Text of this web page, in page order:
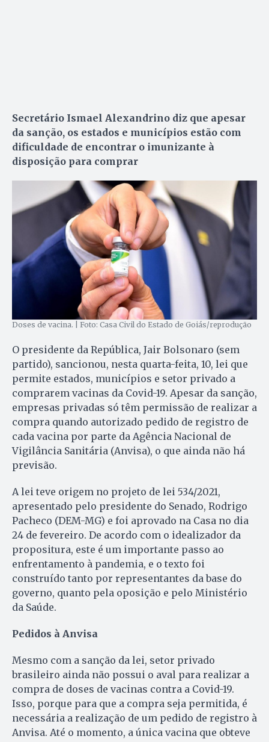
Secretário Ismael Alexandrino diz que apesar
da sanção, os estados e municípios estão com
dificuldade de encontrar o imunizante à
disposição para comprar
Doses de vacina. | Foto: Casa Civil do Estado de Goiás/reprodução
O presidente da República, Jair Bolsonaro (sem
partido), sancionou, nesta quarta-feita, 10, lei que
permite estados, municípios e setor privado a
comprarem vacinas da Covid-19. Apesar da sanção,
empresas privadas só têm permissão de realizar a
compra quando autorizado pedido de registro de
cada vacina por parte da Agência Nacional de
Vigilância Sanitária (Anvisa), o que ainda não há
previsão.
A lei teve origem no projeto de lei 534/2021,
apresentado pelo presidente do Senado, Rodrigo
Pacheco (DEM-MG) e foi aprovado na Casa no dia
24 de fevereiro. De acordo com o idealizador da
propositura, este é um importante passo ao
enfrentamento à pandemia, e o texto foi
construído tanto por representantes da base do
governo, quanto pela oposição e pelo Ministério
da Saúde.
Pedidos à Anvisa
Mesmo com a sanção da lei, setor privado
brasileiro ainda não possui o aval para realizar a
compra de doses de vacinas contra a Covid-19.
Isso, porque para que a compra seja permitida, é
necessária a realização de um pedido de registro à
Anvisa. Até o momento, a única vacina que obteve